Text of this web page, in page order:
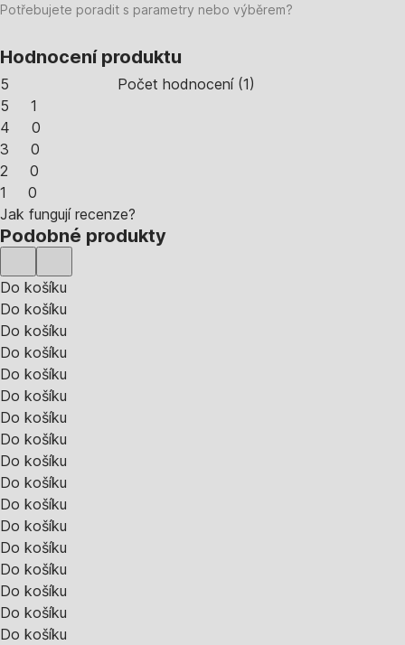
Potřebujete poradit s parametry nebo výběrem?
Hodnocení produktu
5 Počet hodnocení(1)
5
1
4
0
3
0
2
0
1
0
Jak fungují recenze?
Podobné produkty
Do košíku
Do košíku
Do košíku
Do košíku
Do košíku
Do košíku
Do košíku
Do košíku
Do košíku
Do košíku
Do košíku
Do košíku
Do košíku
Do košíku
Do košíku
Do košíku
Do košíku